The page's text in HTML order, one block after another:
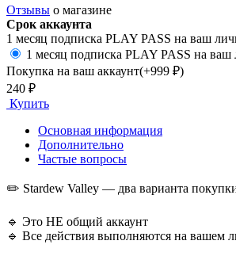
Отзывы о магазине
Срок аккаунта
1 месяц подписка PLAY PASS на ваш
1 месяц подписка PLAY PASS на ваш
Покупка на ваш аккаунт(+999 ₽)
240 ₽
Купить
Основная информация
Дополнительно
Частые вопросы
✏️ Stardew Valley — два варианта
🔹 Это НЕ общий аккаунт
🔹 Все действия выполняются на вашем